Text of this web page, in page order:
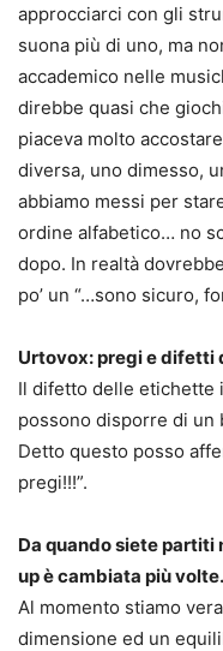
approcciarci con gli
suona più di uno, ma
accademico nelle
direbbe quasi che
piaceva molto
diversa, uno dimesso,
abbiamo messi per
ordine alfabetico… no
dopo. In realtà
po’ un “…sono sicuro,
Urtovox: pregi e difetti
Il difetto delle etichette
possono disporre di un
Detto questo posso
pregi!!!”.
Da quando siete partiti
up è cambiata più
Al momento stiamo
dimensione ed un